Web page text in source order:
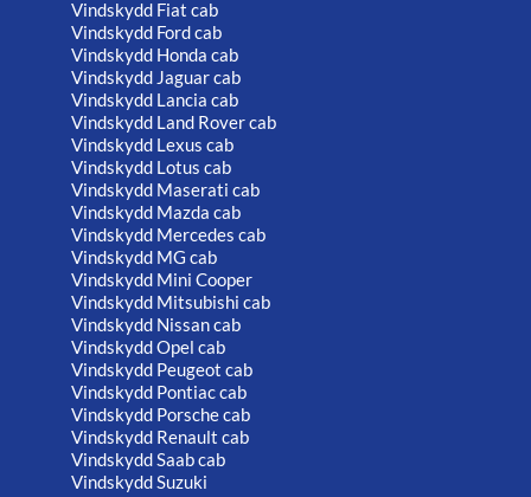
Vindskydd Fiat cab
Vindskydd Ford cab
Vindskydd Honda cab
Vindskydd Jaguar cab
Vindskydd Lancia cab
Vindskydd Land Rover cab
Vindskydd Lexus cab
Vindskydd Lotus cab
Vindskydd Maserati cab
Vindskydd Mazda cab
Vindskydd Mercedes cab
Vindskydd MG cab
Vindskydd Mini Cooper
Vindskydd Mitsubishi cab
Vindskydd Nissan cab
Vindskydd Opel cab
Vindskydd Peugeot cab
Vindskydd Pontiac cab
Vindskydd Porsche cab
Vindskydd Renault cab
Vindskydd Saab cab
Vindskydd Suzuki